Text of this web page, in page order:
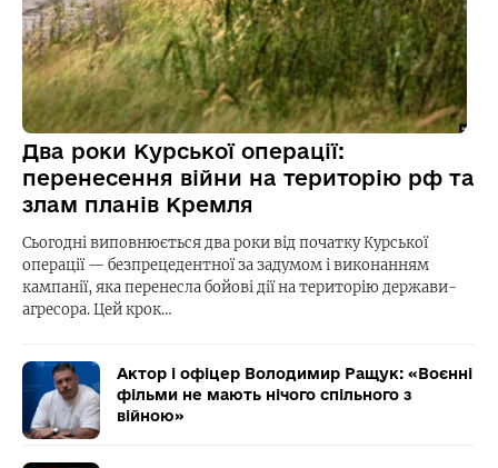
Два роки Курської операції:
перенесення війни на територію рф та
злам планів Кремля
Сьогодні виповнюється два роки від початку Курської
операції — безпрецедентної за задумом і виконанням
кампанії, яка перенесла бойові дії на територію держави-
агресора. Цей крок…
Актор і офіцер Володимир Ращук: «Воєнні
фільми не мають нічого спільного з
війною»